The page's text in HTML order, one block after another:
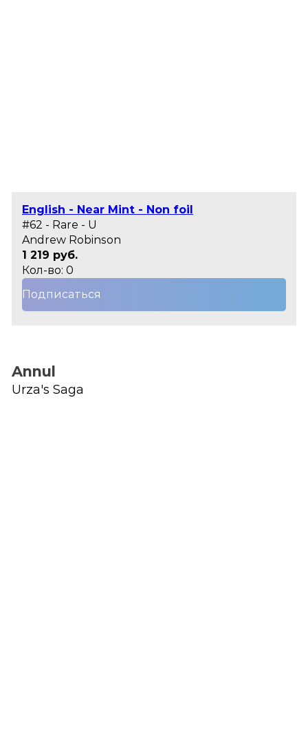
English - Near Mint - Non foil
#62 - Rare - U
Andrew Robinson
1 219 руб.
Кол-во: 0
Подписаться
Annul
Urza's Saga